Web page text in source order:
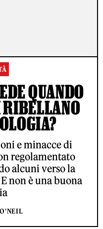
QUANDO
RIBELLANO
e minacce di
regolamentato
alcuni verso la
non è una buona